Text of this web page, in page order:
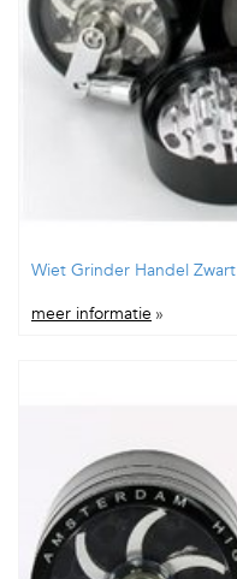
Wiet Grinder Handel Zwart
meer informatie »